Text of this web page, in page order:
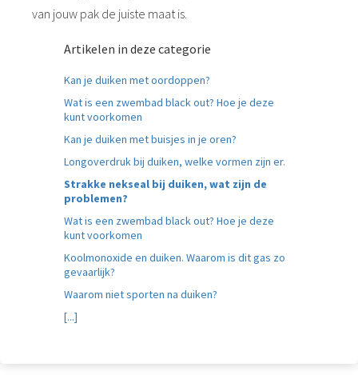
van jouw pak de juiste maat is.
Artikelen in deze categorie
Kan je duiken met oordoppen?
Wat is een zwembad black out? Hoe je deze
kunt voorkomen
Kan je duiken met buisjes in je oren?
Longoverdruk bij duiken, welke vormen zijn er.
Strakke nekseal bij duiken, wat zijn de
problemen?
Wat is een zwembad black out? Hoe je deze
kunt voorkomen
Koolmonoxide en duiken. Waarom is dit gas zo
gevaarlijk?
Waarom niet sporten na duiken?
[...]